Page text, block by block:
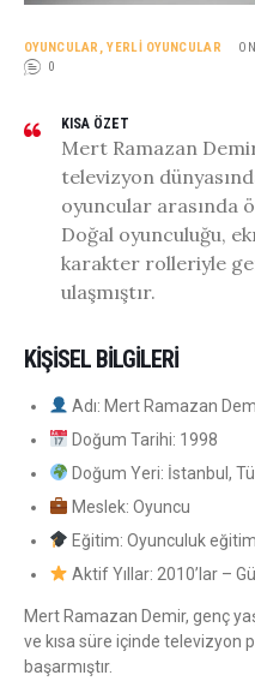
OYUNCULAR ,YERLI OYUNCULAR
0
KISA ÖZET
Mert Ramazan
televizyon
oyuncular arasında
Doğal oyunculuğu,
karakter rolleriyle
ulaşmıştır.
KIŞISEL BILGILERI
Adı: Mert Ramazan
Doğum Tarihi: 1998
Doğum Yeri: İstanbul,
Meslek: Oyuncu
Eğitim: Oyunculuk
Aktif Yıllar: 2010’lar –
Mert Ramazan Demir, genç
ve kısa süre içinde televizyon
başarmıştır.